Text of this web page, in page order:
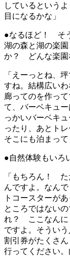
しているという
目になるかな」
●なるほど！ そ
湖の森と湖の楽
か？ どんな楽
「えーっとね、
すね。結構広い
廊ってのを作っ
て、バーベキュ
っかいバーベキ
ったり、あとト
そこにも泊まって
●自然体験もいろ
「もちろん！ た
んですよ。なん
トコースターが
ところではない
れ？ ここなんに
ですよ。そうい
割引券がたくさ
行ってください